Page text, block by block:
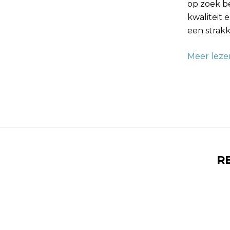
op zoek
kwaliteit
een
te
Breken
Meer